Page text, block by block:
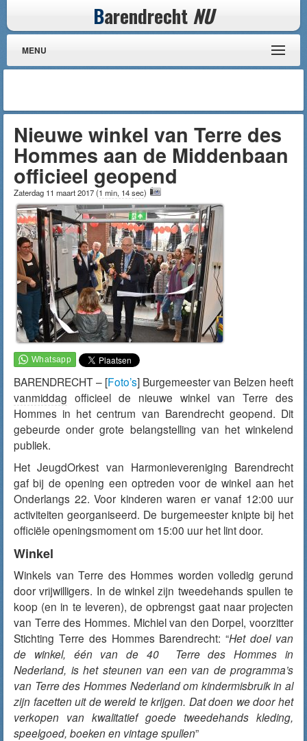
Barendrecht NU
MENU
Nieuwe winkel van Terre des
Hommes aan de Middenbaan
officieel geopend
Zaterdag 11 maart 2017(1 min, 14 sec)
BARENDRECHT – [Foto’s] Burgemeester van Belzen heeft
vanmiddag officieel de nieuwe winkel van Terre des
Hommes in het centrum van Barendrecht geopend. Dit
gebeurde onder grote belangstelling van het winkelend
publiek.
Het JeugdOrkest van Harmonievereniging Barendrecht
gaf bij de opening een optreden voor de winkel aan het
Onderlangs 22. Voor kinderen waren er vanaf 12:00 uur
activiteiten georganiseerd. De burgemeester knipte bij het
officiële openingsmoment om 15:00 uur het lint door.
Winkel
Winkels van Terre des Hommes worden volledig gerund
door vrijwilligers. In de winkel zijn tweedehands spullen te
koop (en in te leveren), de opbrengst gaat naar projecten
van Terre des Hommes. Michiel van den Dorpel, voorzitter
Stichting Terre des Hommes Barendrecht: “Het doel van
de winkel, één van de 40 Terre des Hommes in
Nederland, is het steunen van een van de programma’s
van Terre des Hommes Nederland om kindermisbruik in al
zijn facetten uit de wereld te krijgen. Dat doen we door het
verkopen van kwalitatief goede tweedehands kleding,
speelgoed, boeken en vintage spullen”